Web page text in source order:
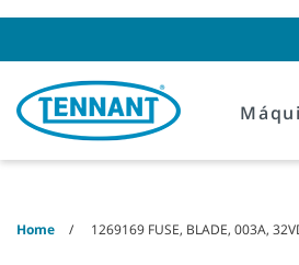
Home 1269169 FUSE, BLADE, 003A,